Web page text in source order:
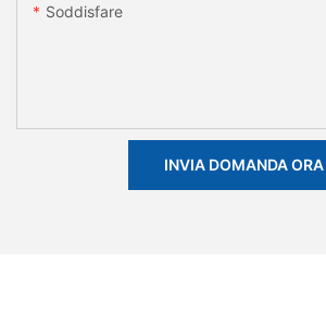
Soddisfare
INVIA DOMANDA ORA